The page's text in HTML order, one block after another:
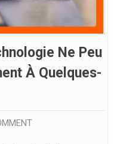
Ne Peu
À Quelques-